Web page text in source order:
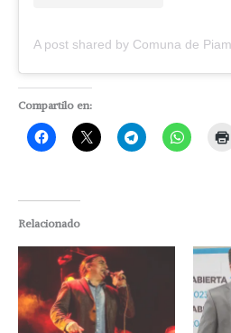
Compartilo en:
Relacionado